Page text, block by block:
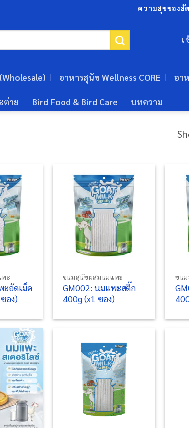
ความสุขของสัต
เ
อาหารสุนัข Wellness CORE อา
ต่าย Bird Food & Bird Care บทความ
พะ
ะอัดเม็ด
อง)
ขนมสุนัขผสมนมแพะ
GM002: นมแพะสติ๊ก
400g (x1 ซอง)
ขน